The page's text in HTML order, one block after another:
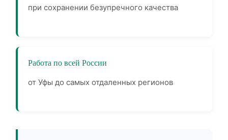
при сохранении безупречного качества
Работа по всей России
от Уфы до самых отдаленных регионов